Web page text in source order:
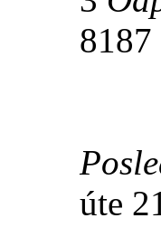
8187
úte